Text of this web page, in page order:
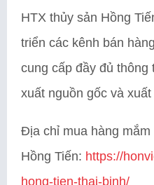
HTX thủy sản Hồng
triển các kênh bán
cung cấp đầy đủ thông
xuất nguồn gốc và
Địa chỉ mua hàng
Hồng Tiến: https://
hong-tien-thai-binh/